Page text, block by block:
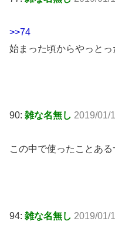
>>74
始まった頃からやっとっ
90: 雑な名無し 2019/01/
この中で使ったことあ
94: 雑な名無し 2019/01/